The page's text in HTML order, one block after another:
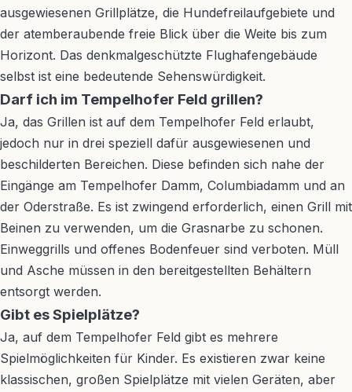
ausgewiesenen Grillplätze, die Hundefreilaufgebiete und
der atemberaubende freie Blick über die Weite bis zum
Horizont. Das denkmalgeschützte Flughafengebäude
selbst ist eine bedeutende Sehenswürdigkeit.
Darf ich im Tempelhofer Feld grillen?
Ja, das Grillen ist auf dem Tempelhofer Feld erlaubt,
jedoch nur in drei speziell dafür ausgewiesenen und
beschilderten Bereichen. Diese befinden sich nahe der
Eingänge am Tempelhofer Damm, Columbiadamm und an
der Oderstraße. Es ist zwingend erforderlich, einen Grill mit
Beinen zu verwenden, um die Grasnarbe zu schonen.
Einweggrills und offenes Bodenfeuer sind verboten. Müll
und Asche müssen in den bereitgestellten Behältern
entsorgt werden.
Gibt es Spielplätze?
Ja, auf dem Tempelhofer Feld gibt es mehrere
Spielmöglichkeiten für Kinder. Es existieren zwar keine
klassischen, großen Spielplätze mit vielen Geräten, aber